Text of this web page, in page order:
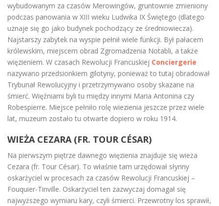
wybudowanym za czasów Merowingów, gruntownie zmieniony
podczas panowania w XIII wieku Ludwika IX Świętego (dlatego
uznaje się go jako budynek pochodzący ze średniowiecza).
Najstarszy zabytek na wyspie pełnił wiele funkcji. Był pałacem
królewskim, miejscem obrad Zgromadzenia Notabli, a także
więzieniem. W czasach Rewolucji Francuskiej Conciergerie
nazywano przedsionkiem gilotyny, ponieważ to tutaj obradował
Trybunał Rewolucyjny i przetrzymywano osoby skazane na
śmierć. Więźniami byli tu między innymi Maria Antonina czy
Robespierre. Miejsce pełniło rolę wiezienia jeszcze przez wiele
lat, muzeum zostało tu otwarte dopiero w roku 1914.
WIEŻA CEZARA (FR. TOUR CÉSAR)
Na pierwszym piętrze dawnego więzienia znajduje się wieża
Cezara (fr. Tour César). To właśnie tam urzędował słynny
oskarżyciel w procesach za czasów Rewolucji Francuskiej –
Fouquier-Tinville. Oskarżyciel ten zazwyczaj domagał się
najwyższego wymiaru kary, czyli śmierci. Przewrotny los sprawił,